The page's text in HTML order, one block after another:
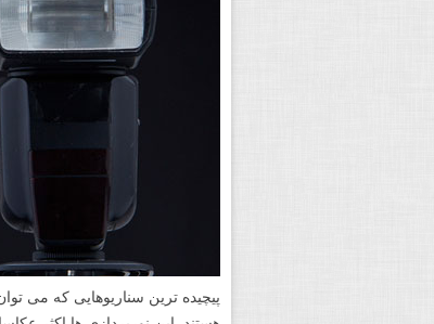
پیچیده ترین سناریوهایی که می